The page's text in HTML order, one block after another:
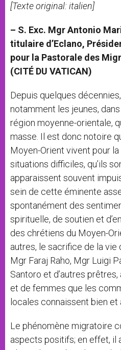
[Texte original: italien]
– S. Exc. Mgr Antonio
titulaire d’Eclano,
pour la Pastorale des
(CITÉ DU VATICAN)
Depuis quelques
notamment les jeunes,
région moyenne-orientale,
masse. Il est donc notoire
Moyen-Orient vivent pour
situations difficiles, qu’ils
apparaissent souvent
sein de cette éminente
spontanément des
spirituelle, de soutien et
des chrétiens du Moyen-
autres, le sacrifice de la vie
Mgr Faraj Raho, Mgr Luigi
Santoro et d’autres
et de femmes que les
locales connaissent bien et
Le phénomène migratoire
aspects positifs; en effet, il